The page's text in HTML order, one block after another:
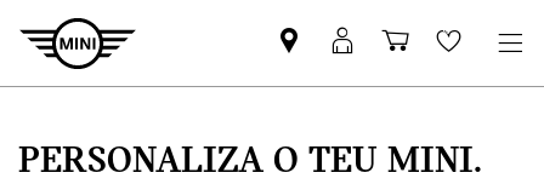
Pesquisar
parceiro
Iniciar
sessão
Carrinho
de
Wishlist
PERSONALIZA O TEU MINI.